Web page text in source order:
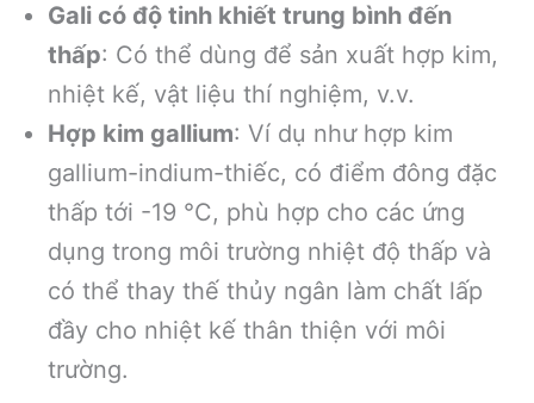
Gali có độ tinh khiết trung bình đến
thấp: Có thể dùng để sản xuất hợp kim,
nhiệt kế, vật liệu thí nghiệm, v.v.
Hợp kim gallium: Ví dụ như hợp kim
gallium-indium-thiếc, có điểm đông đặc
thấp tới -19 °C, phù hợp cho các ứng
dụng trong môi trường nhiệt độ thấp và
có thể thay thế thủy ngân làm chất lấp
đầy cho nhiệt kế thân thiện với môi
trường.